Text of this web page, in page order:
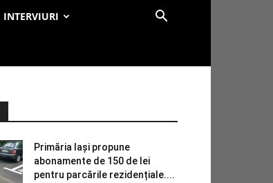
INTERVIURI
Primăria Iași propune
abonamente de 150 de lei
pentru parcările rezidențiale....